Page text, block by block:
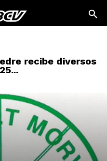
recibe diversos